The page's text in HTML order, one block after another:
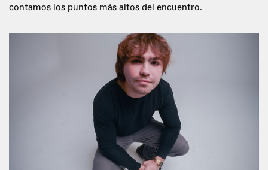
contamos los puntos más altos del encuentro.